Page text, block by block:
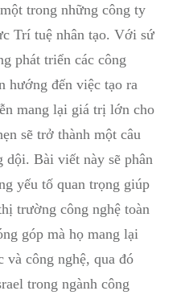
trong những công ty
Trí tuệ nhân tạo. Với sứ
phát triển các công
hướng đến việc tạo ra
mang lại giá trị lớn cho
sẽ trở thành một câu
dội. Bài viết này sẽ phân
yếu tố quan trọng giúp
trường công nghệ toàn
góp mà họ mang lại
và công nghệ, qua đó
trong ngành công